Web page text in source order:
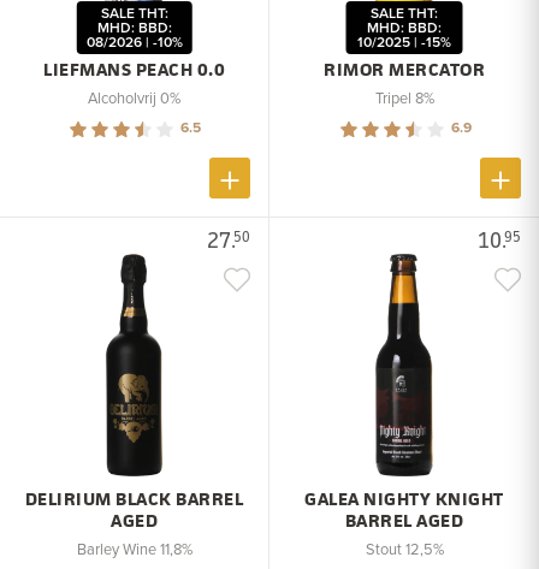
LIEFMANS PEACH 0.0
SALE THT:
MHD: BBD:
08/2026 | -10%
Alcoholvrij 0%
6.5
RIMOR MERCATOR
SALE THT:
MHD: BBD:
10/2025 | -15%
Tripel 8%
6.9
27.50
DELIRIUM BLACK BARREL
AGED
Barley Wine 11,8%
10.95
GALEA NIGHTY KNIGHT
BARREL AGED
Stout 12,5%